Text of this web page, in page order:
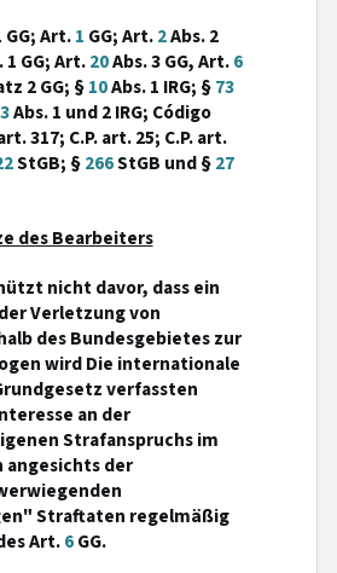
GG; Art.1 GG; Art.2Abs. 2
1 GG; Art.20Abs. 3 GG, Art.6
2 GG; §10Abs. 1 IRG; §73
3Abs. 1 und 2 IRG; Código
317; C.P. art. 25; C.P. art.
StGB; §266StGB und §27
des Bearbeiters
nicht davor, dass ein
Verletzung von
des Bundesgebietes zur
wird Die internationale
verfassten
an der
Strafanspruchs im
angesichts der
Straftaten regelmäßig
Art.6GG.